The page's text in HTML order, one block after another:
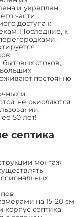
и укреплен
части
доступа к
Последние, к
бытовых стоков,
постоянно
и
не окисляются
50 лет!
септика
монтаж
на 15-20 см
септика.